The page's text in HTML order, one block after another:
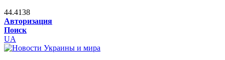
44.4138
Авторизация
Поиск
UA